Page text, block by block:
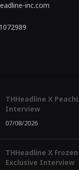
inc.com
THHeadline X
Interview
07/08/2026
THHeadline X
Exclusive Interview